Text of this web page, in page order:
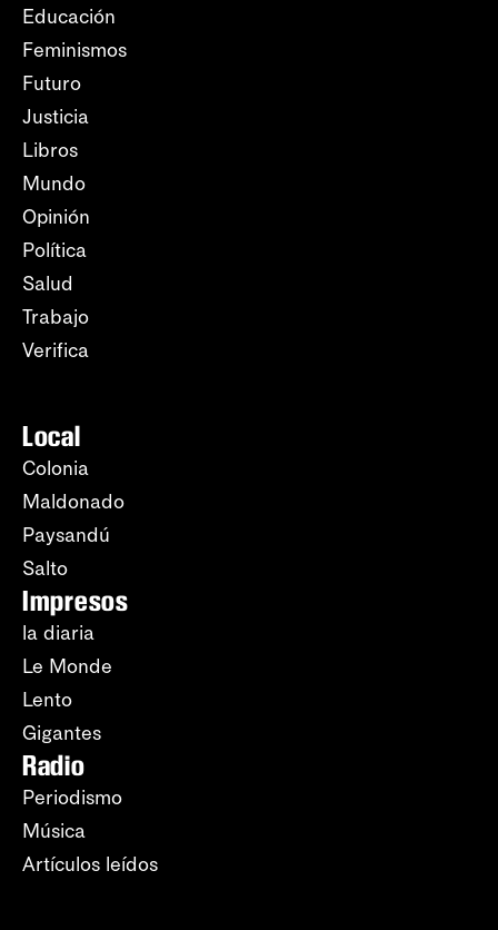
Educación
Feminismos
Futuro
Justicia
Libros
Mundo
Opinión
Política
Salud
Trabajo
Verifica
Local
Colonia
Maldonado
Paysandú
Salto
Impresos
la diaria
Le Monde
Lento
Gigantes
Radio
Periodismo
Música
Artículos leídos